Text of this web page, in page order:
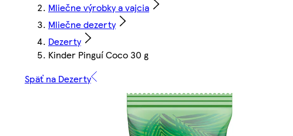
Mliečne výrobky a vajcia
Mliečne dezerty
Dezerty
Kinder Pinguí Coco 30 g
Späť na Dezerty